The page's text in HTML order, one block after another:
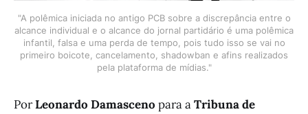
"A polêmica iniciada no antigo PCB sobre a discrepância entre o
alcance individual e o alcance do jornal partidário é uma polêmica
infantil, falsa e uma perda de tempo, pois tudo isso se vai no
primeiro boicote, cancelamento, shadowban e afins realizados
pela plataforma de mídias."
PorLeonardo Damasceno para aTribuna de